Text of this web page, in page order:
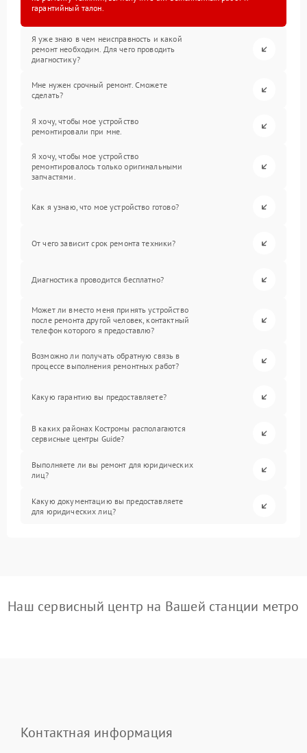
гарантийный талон.
Я уже знаю в чем неисправность и какой
ремонт необходим. Для чего проводить
диагностику?
Мне нужен срочный ремонт. Сможете
сделать?
Я хочу, чтобы мое устройство
ремонтировали при мне.
Я хочу, чтобы мое устройство
ремонтировалось только оригинальными
запчастями.
Как я узнаю, что мое устройство готово?
От чего зависит срок ремонта техники?
Диагностика проводится бесплатно?
Может ли вместо меня принять устройство
после ремонта другой человек, контактный
телефон которого я предоставлю?
Возможно ли получать обратную связь в
процессе выполнения ремонтных работ?
Какую гарантию вы предоставляете?
В каких районах Костромы располагаются
сервисные центры Guide?
Выполняете ли вы ремонт для юридических
лиц?
Какую документацию вы предоставляете
для юридических лиц?
Наш сервисный центр на Вашей станции метро
Контактная информация